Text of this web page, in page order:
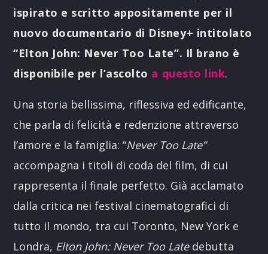
ispirato e scritto appositamente per il
nuovo documentario di Disney+ intitolato
“Elton John: Never Too Late”. Il brano è
disponibile per l’ascolto a questo link.
Una storia bellissima, riflessiva ed edificante,
che parla di felicità e redenzione attraverso
l’amore e la famiglia: “Never Too Late”
accompagna i titoli di coda del film, di cui
rappresenta il finale perfetto. Già acclamato
dalla critica nei festival cinematografici di
tutto il mondo, tra cui Toronto, New York e
Londra, Elton John: Never Too Latedebutta